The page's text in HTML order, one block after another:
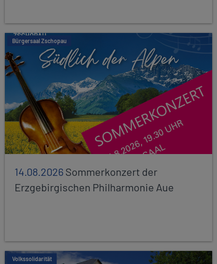
Bürgersaal Zschopau
14.08.2026Sommerkonzert der
Erzgebirgischen Philharmonie Aue
Volkssolidarität